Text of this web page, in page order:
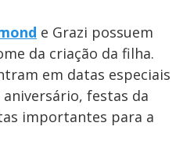
e Grazi possuem
da criação da filha.
em datas especiais
festas da
importantes para a